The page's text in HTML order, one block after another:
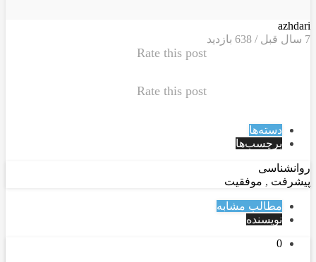
azhdari
7 سال قبل / 638
بازدید
Rate this post
Rate this post
دسته‌ها
برچسب‌ها
روانشناسی
پیشرفت , موفقیت
مطالب مشابه
نویسنده
0